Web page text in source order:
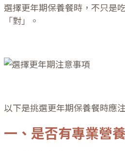
選擇更年期保養餐時，不只是
「對」。
以下是挑選更年期保養餐時應
一、是否有專業營